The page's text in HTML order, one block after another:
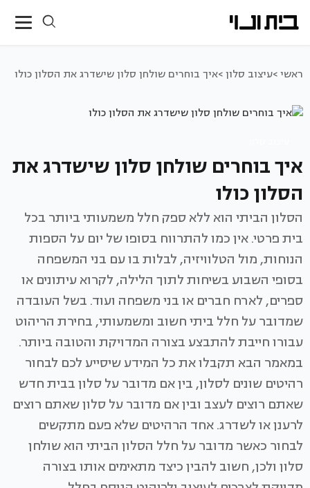
ראשי >עיצוב סלון >איך בוחרים שולחן סלון שישדרג את הסלון כולו
איך בוחרים שולחן סלון שישדרג את
הסלון כולו
הסלון הביתי הוא ללא ספק חלל משמעותי ביותר בכל
בית פרטי. אין כמו להתרווח בסופו של יום על הספות
הנוחות, מול הטלוויזיה, לבלות בו עם בני המשפחה
בסופי השבוע בשיחות לתוך הלילה, לקרוא עיתונים או
ספרים, לארח חברים או בני משפחה ועוד. בשל העובדה
שמדובר על חלל ביתי חשוב ומשמעותי, בחירת הריהוט
עבורו חייבת להתבצע בצורה המדויקת והטובה ביותר.
במאמר הבא תקבלו את כל המידע שיסייע לכם לבחור
רהיטים שונים לסלון, בין אם מדובר על סלון בבית חדש
שאתם רוצים לעצב ובין אם מדובר על סלון שאתם רוצים
לרענן או לשדרג. אחד הרהיטים שלא פעם מתקשים
לבחור כאשר מדובר על חלל הסלון הביתי הוא שולחן
סלון ולכן, חשוב להבין כיצד מתאימים אותו בצורה